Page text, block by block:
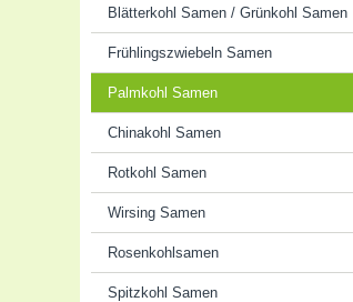
Blätterkohl Samen / Grünkohl Samen
Frühlingszwiebeln Samen
Palmkohl Samen
Chinakohl Samen
Rotkohl Samen
Wirsing Samen
Rosenkohlsamen
Spitzkohl Samen